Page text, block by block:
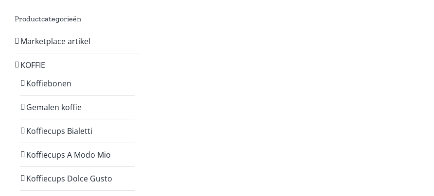
Productcategorieën
Marketplace artikel
KOFFIE
Koffiebonen
Gemalen koffie
Koffiecups Bialetti
Koffiecups A Modo Mio
Koffiecups Dolce Gusto